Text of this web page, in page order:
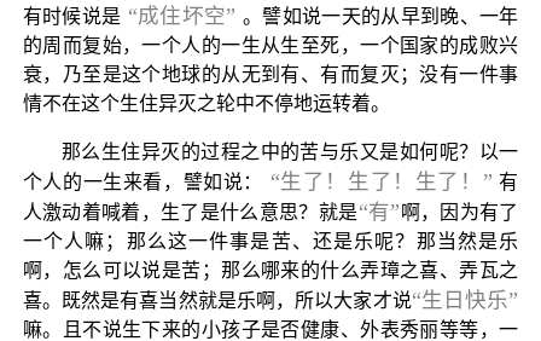
有时候说是 “成住坏空” 。譬如说一天的从早到晚、一年
的周而复始，一个人的一生从生至死，一个国家的成败兴
衰，乃至是这个地球的从无到有、有而复灭；没有一件事
情不在这个生住异灭之轮中不停地运转着。
那么生住异灭的过程之中的苦与乐又是如何呢？以一
个人的一生来看，譬如说：
“生了！生了！生了！”有
人激动着喊着，生了是什么意思？就是“有”啊，因为有了
一个人嘛；那么这一件事是苦、还是乐呢？那当然是乐
啊，怎么可以说是苦；那么哪来的什么弄璋之喜、弄瓦之
喜。既然是有喜当然就是乐啊，所以大家才说“生日快乐”
嘛。且不说生下来的小孩子是否健康、外表秀丽等等，一